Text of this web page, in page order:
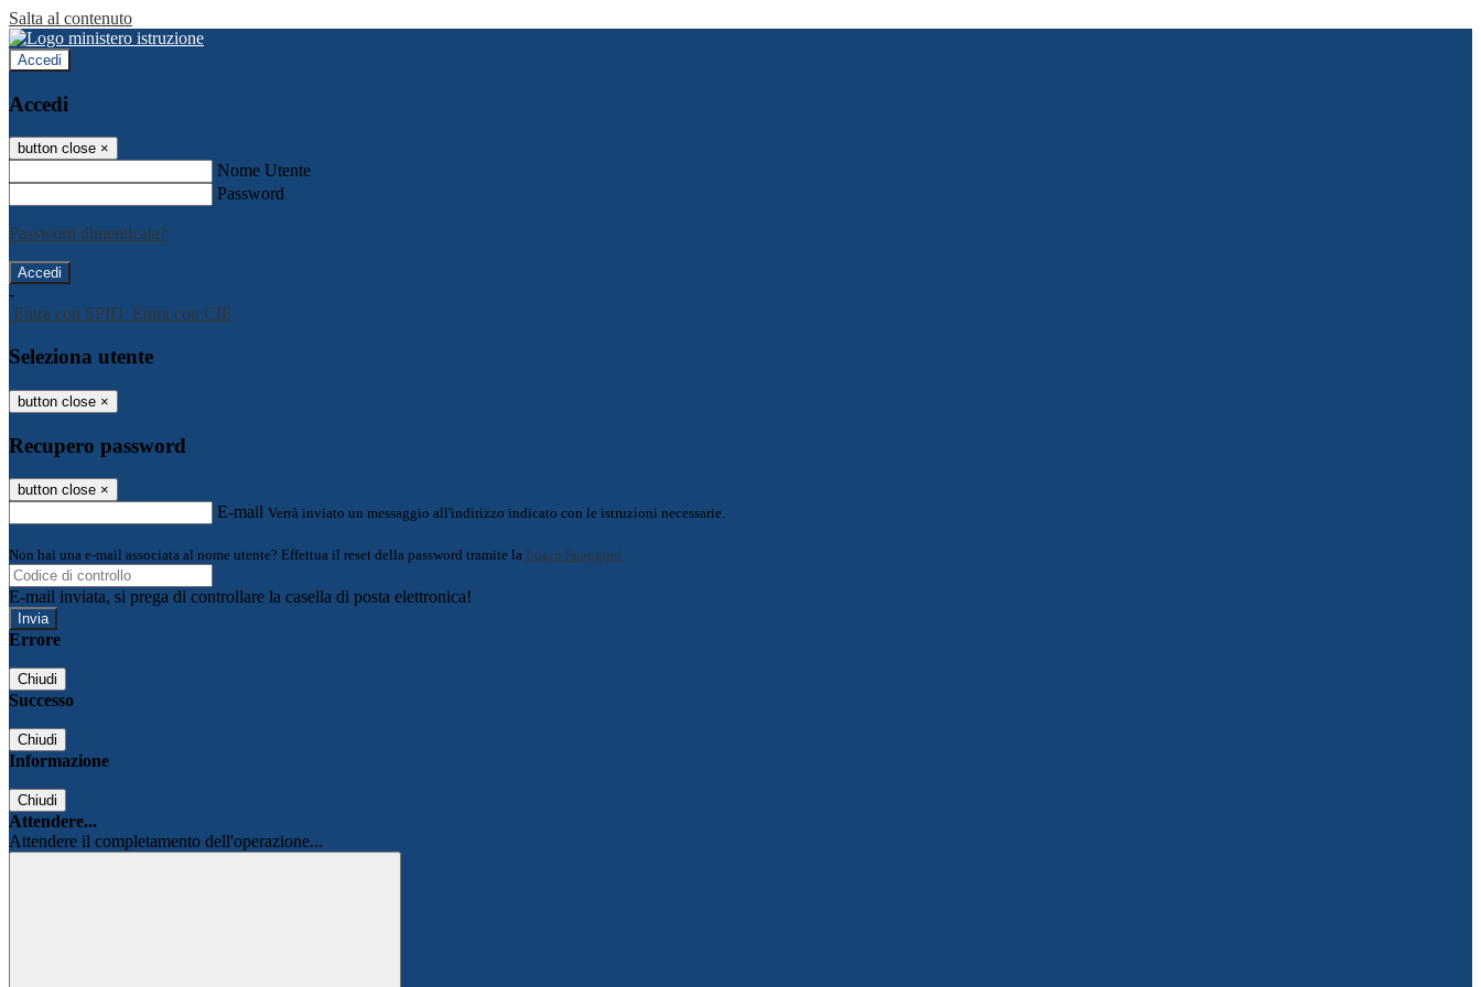
Salta al contenuto
Accedi
Accedi
button close ×
Nome Utente
Password
Password dimenticata?
-
Entra con SPID Entra con CIE
Seleziona utente
button close ×
Recupero password
button close ×
E-mail Verrà inviato un messaggio all'indirizzo indicato con le istruzioni necessarie.
Non hai una e-mail associata al nome utente? Effettua il reset della password tramite la Login Spaggiari
E-mail inviata, si prega di controllare la casella di posta elettronica!
Errore
Chiudi
Successo
Chiudi
Informazione
Chiudi
Attendere...
Attendere il completamento dell'operazione...